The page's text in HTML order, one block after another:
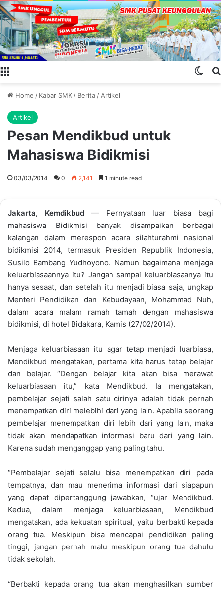
Home / Kabar SMK / Berita / Artikel
Artikel
Pesan Mendikbud untuk
Mahasiswa Bidikmisi
03/03/2014 0 2,141 1 minute read
Jakarta, Kemdikbud — Pernyataan luar biasa bagi
mahasiswa Bidikmisi banyak disampaikan berbagai
kalangan dalam merespon acara silahturahmi nasional
bidikmisi 2014, termasuk Presiden Republik Indonesia,
Susilo Bambang Yudhoyono. Namun bagaimana menjaga
keluarbiasaannya itu? Jangan sampai keluarbiasaanya itu
hanya sesaat, dan setelah itu menjadi biasa saja, ungkap
Menteri Pendidikan dan Kebudayaan, Mohammad Nuh,
dalam acara malam ramah tamah dengan mahasiswa
bidikmisi, di hotel Bidakara, Kamis (27/02/2014).
Menjaga keluarbiasaan itu agar tetap menjadi luarbiasa,
Mendikbud mengatakan, pertama kita harus tetap belajar
dan belajar. “Dengan belajar kita akan bisa merawat
keluarbiasaan itu,” kata Mendikbud. Ia mengatakan,
pembelajar sejati salah satu cirinya adalah tidak pernah
menempatkan diri melebihi dari yang lain. Apabila seorang
pembelajar menempatkan diri lebih dari yang lain, maka
tidak akan mendapatkan informasi baru dari yang lain.
Karena sudah menganggap yang paling tahu.
“Pembelajar sejati selalu bisa menempatkan diri pada
tempatnya, dan mau menerima informasi dari siapapun
yang dapat dipertanggung jawabkan, “ujar Mendikbud.
Kedua, dalam menjaga keluarbiasaan, Mendikbud
mengatakan, ada kekuatan spiritual, yaitu berbakti kepada
orang tua. Meskipun bisa mencapai pendidikan paling
tinggi, jangan pernah malu meskipun orang tua dahulu
tidak sekolah.
“Berbakti kepada orang tua akan menghasilkan sumber